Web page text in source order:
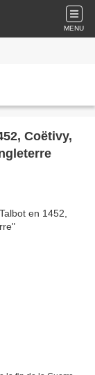
MENU
Coëtivy,